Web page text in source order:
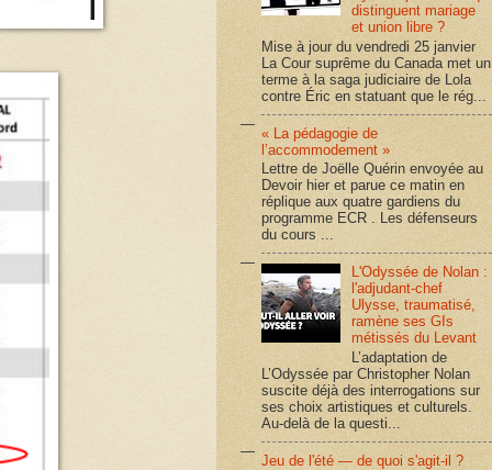
distinguent mariage
et union libre ?
Mise à jour du vendredi 25 janvier
La Cour suprême du Canada met un
terme à la saga judiciaire de Lola
contre Éric en statuant que le rég...
« La pédagogie de
l’accommodement »
Lettre de Joëlle Quérin envoyée au
Devoir hier et parue ce matin en
réplique aux quatre gardiens du
programme ECR . Les défenseurs
du cours ...
L'Odyssée de Nolan :
l'adjudant-chef
Ulysse, traumatisé,
ramène ses GIs
métissés du Levant
L’adaptation de
L’Odyssée par Christopher Nolan
suscite déjà des interrogations sur
ses choix artistiques et culturels.
Au-delà de la questi...
Jeu de l'été — de quoi s'agit-il ?